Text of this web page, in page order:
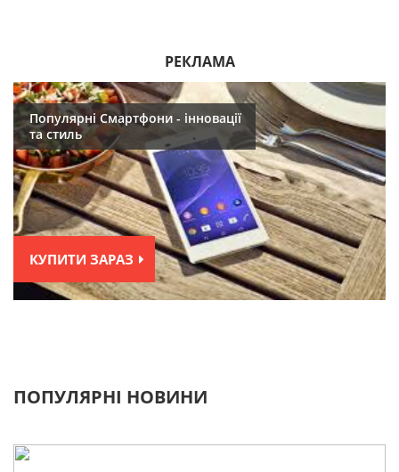
РЕКЛАМА
Популярні Смартфони - інновації
та стиль
КУПИТИ ЗАРАЗ
ПОПУЛЯРНІ НОВИНИ